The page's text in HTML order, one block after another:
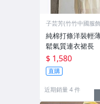
子芸芳(竹竹中國服
純棉打條洋裝輕
鬆氣質連衣裙長
$ 1,580
直購
近期銷量 4 件